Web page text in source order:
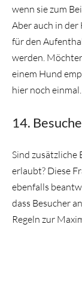
wenn sie zum
Aber auch in
für den
werden.
einem Hund
hier noch einmal.
14.
Sind
erlaubt? Diese
ebenfalls
dass Besucher
Regeln zur